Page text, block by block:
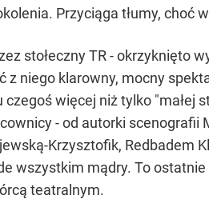
Przyciąga tłumy, choć
stołeczny TR - okrzyknięto
niego klarowny, mocny
więcej niż tylko "małej
- od autorki scenografii
Krzysztofik, Redbadem
wszystkim mądry. To
teatralnym.